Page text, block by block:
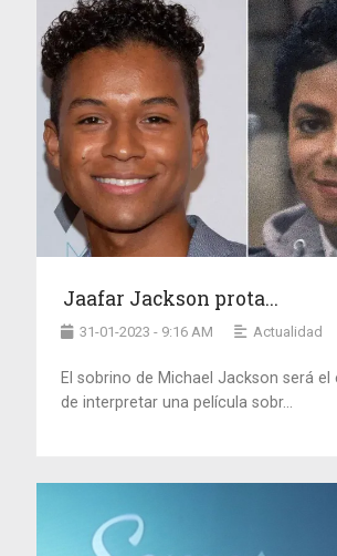
Jaafar Jackson prota...
31-01-2023 - 9:16 AM Actualidad
El sobrino de Michael Jackson será el
de interpretar una película sobr...